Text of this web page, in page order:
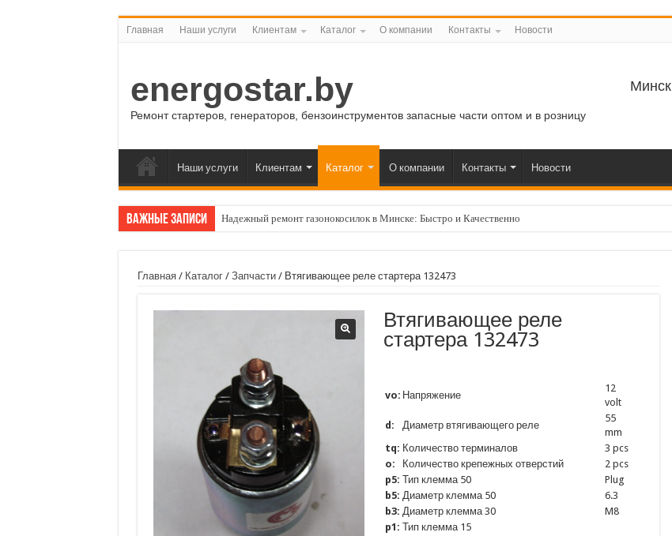
Главная Наши услуги Клиентам Каталог О компании Контакты Новости
energostar.by
Ремонт стартеров, генераторов, бензоинструментов запасные части оптом и в розницу
Минск
Наши услуги Клиентам Каталог О компании Контакты Новости
Важные записи Надежный ремонт газонокосилок в Минске: Быстро и Качественно
Главная/ Каталог/ Запчасти/ Втягивающее реле стартера 132473
Втягивающее реле
стартера 132473
vo: Напряжение
12
volt
d:
Диаметр втягивающего реле
55
mm
tq: Количество терминалов
3 pcs
o:
Количество крепежных отверстий
2 pcs
p5: Тип клемма 50
Plug
b5: Диаметр клемма 50
6.3
b3: Диаметр клемма 30
M8
p1: Тип клемма 15